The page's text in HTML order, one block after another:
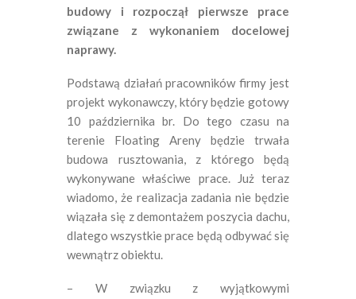
budowy i rozpoczął pierwsze prace
związane z wykonaniem docelowej
naprawy.
Podstawą działań pracowników firmy jest
projekt wykonawczy, który będzie gotowy
10 października br. Do tego czasu na
terenie Floating Areny będzie trwała
budowa rusztowania, z którego będą
wykonywane właściwe prace. Już teraz
wiadomo, że realizacja zadania nie będzie
wiązała się z demontażem poszycia dachu,
dlatego wszystkie prace będą odbywać się
wewnątrz obiektu.
– W związku z wyjątkowymi